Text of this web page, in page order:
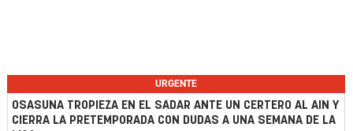
URGENTE
OSASUNA TROPIEZA EN EL SADAR ANTE UN CERTERO AL AIN Y
CIERRA LA PRETEMPORADA CON DUDAS A UNA SEMANA DE LA